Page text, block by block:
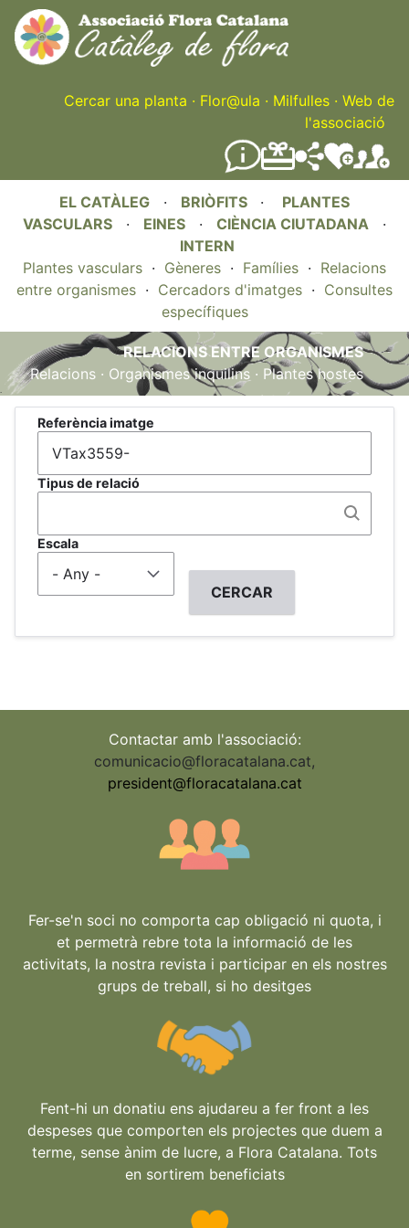
Skip
to
main
content
Cercar una planta · Flor@ula · Milfulles · Web de
l'associació
EL CATÀLEG · BRIÒFITS · PLANTES
VASCULARS · EINES · CIÈNCIA CIUTADANA ·
INTERN
Plantes vasculars · Gèneres · Famílies · Relacions
entre organismes · Cercadors d'imatges · Consultes
específiques
RELACIONS ENTRE ORGANISMES
Relacions · Organismes inquilins · Plantes hostes
Referència imatge
Tipus de relació
Escala
Contactar amb l'associació:
comunicacio@floracatalana.cat,
president@floracatalana.cat
Fer-se'n soci no comporta cap obligació ni quota, i
et permetrà rebre tota la informació de les
activitats, la nostra revista i participar en els nostres
grups de treball, si ho desitges
Fent-hi un donatiu ens ajudareu a fer front a les
despeses que comporten els projectes que duem a
terme, sense ànim de lucre, a Flora Catalana. Tots
en sortirem beneficiats